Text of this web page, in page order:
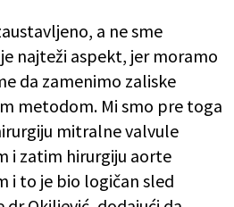
a ne sme
najteži aspekt, jer moramo
da zamenimo zaliske
metodom. Mi smo pre toga
mitralne valvule
i zatim hirurgiju aorte
i to je bio logičan sled